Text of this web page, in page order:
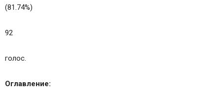
(81.74%)
92
голос.
Оглавление: